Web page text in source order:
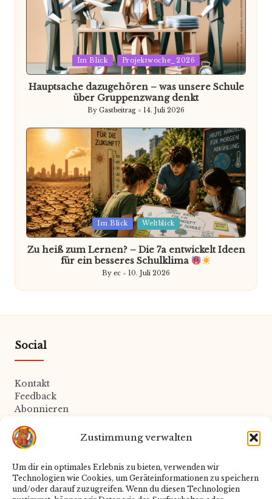
Zustimmung verwalten
Um dir ein optimales Erlebnis zu bieten, verwenden wir
Technologien wie Cookies, um Geräteinformationen zu speichern
und/oder darauf zuzugreifen. Wenn du diesen Technologien
Posted
in
Im Blick Projektwoche_2026
Hauptsache dazugehören – was unsere Schule
über Gruppenzwang denkt
Posted
by
By Gastbeitrag 14. Juli 2026
Posted
in
Im Blick Weltblick
Zu heiß zum Lernen? – Die 7a entwickelt Ideen
für ein besseres Schulklima
Posted
by
By ec 10. Juli 2026
Social
Kontakt
Feedback
Abonnieren
Rechtliches
Datenschutz
Impressum